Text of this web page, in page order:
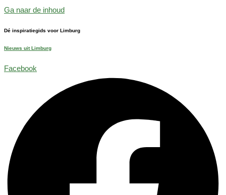
Ga naar de inhoud
Dé inspiratiegids voor Limburg
Nieuws uit Limburg
Facebook